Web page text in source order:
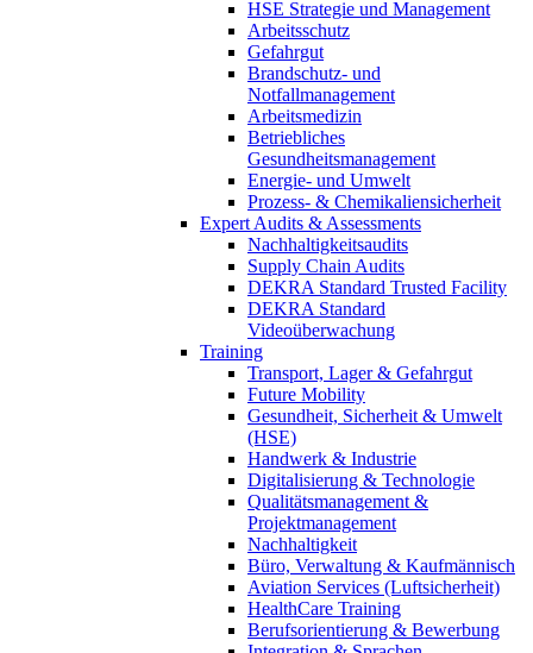
HSE Strategie und Management
Arbeitsschutz
Gefahrgut
Brandschutz- und
Notfallmanagement
Arbeitsmedizin
Betriebliches
Gesundheitsmanagement
Energie- und Umwelt
Prozess- & Chemikaliensicherheit
Expert Audits & Assessments
Nachhaltigkeitsaudits
Supply Chain Audits
DEKRA Standard Trusted Facility
DEKRA Standard
Videoüberwachung
Training
Transport, Lager & Gefahrgut
Future Mobility
Gesundheit, Sicherheit & Umwelt
(HSE)
Handwerk & Industrie
Digitalisierung & Technologie
Qualitätsmanagement &
Projektmanagement
Nachhaltigkeit
Büro, Verwaltung & Kaufmännisch
Aviation Services (Luftsicherheit)
HealthCare Training
Berufsorientierung & Bewerbung